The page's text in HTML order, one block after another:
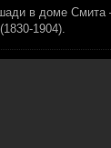
в доме
1904).